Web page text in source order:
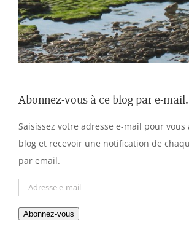
Abonnez-vous à ce blog par e-mail.
Saisissez votre adresse e-mail pour vous
blog et recevoir une notification de
par email.
Adresse
mail
Abonnez-vous